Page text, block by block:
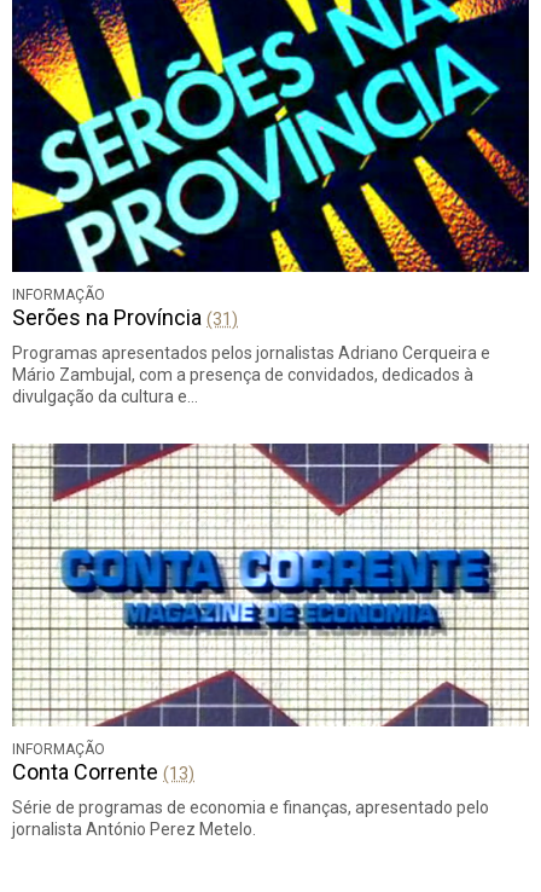
INFORMAÇÃO
Serões na Província (31)
Programas apresentados pelos jornalistas Adriano Cerqueira e
Mário Zambujal, com a presença de convidados, dedicados à
divulgação da cultura e…
INFORMAÇÃO
Conta Corrente (13)
Série de programas de economia e finanças, apresentado pelo
jornalista António Perez Metelo.